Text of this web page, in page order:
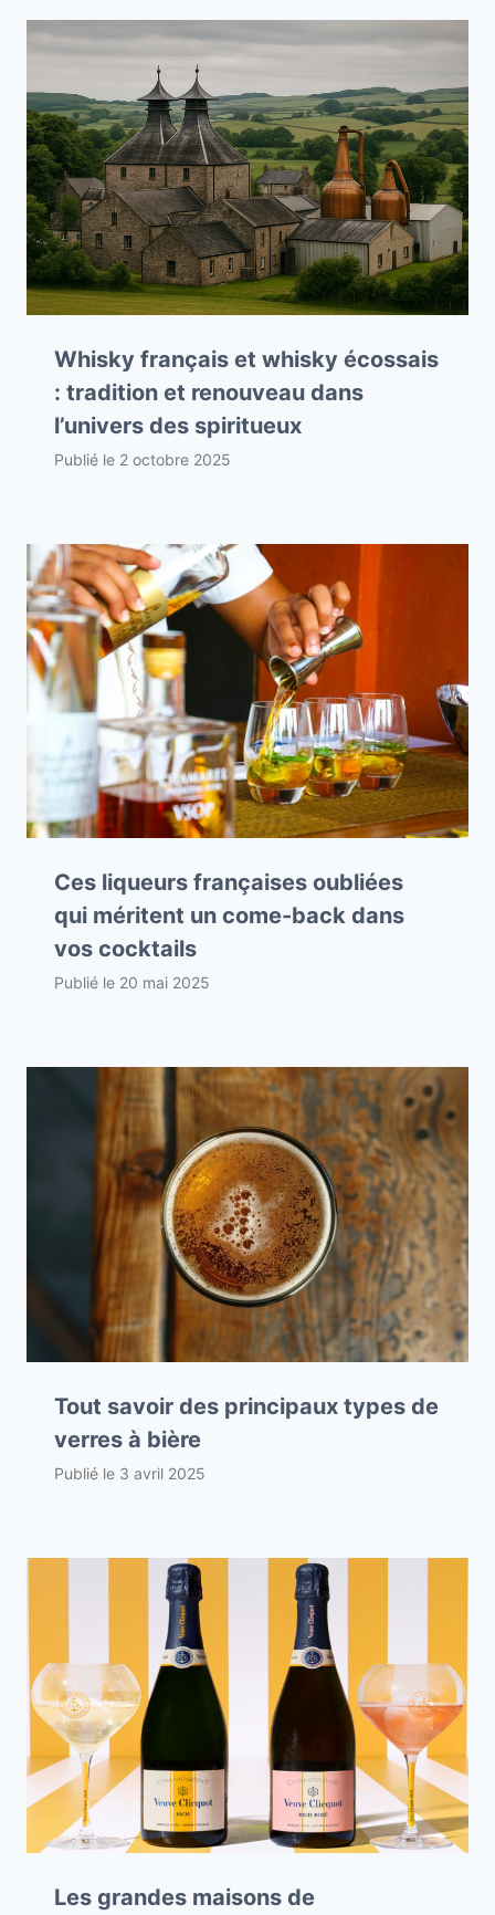
Whisky français et whisky écossais
: tradition et renouveau dans
l’univers des spiritueux
Publié le 2 octobre 2025
Ces liqueurs françaises oubliées
qui méritent un come-back dans
vos cocktails
Publié le 20 mai 2025
Tout savoir des principaux types de
verres à bière
Publié le 3 avril 2025
Les grandes maisons de